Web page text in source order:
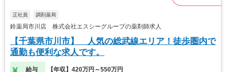
正社員 調剤薬局
鈴薬局市川店 株式会社エスシーグループの薬剤師求人
【千葉県市川市】 人気の総武線エリア！徒歩圏内で
通勤も便利な求人です。
給与 【年収】420万円～550万円